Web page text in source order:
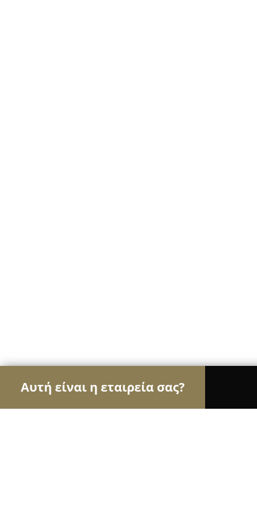
Αυτή είναι η εταιρεία σας?